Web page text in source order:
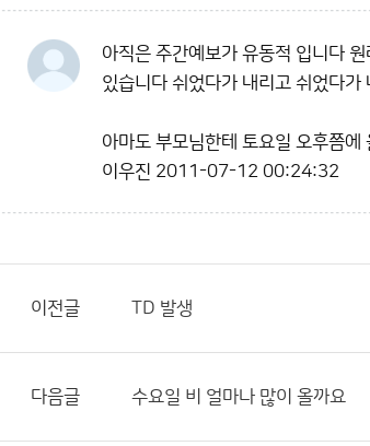
아직은 주간예보가 유동적 입니다
있습니다 쉬었다가 내리고 쉬었다가
아마도 부모님한테 토요일 오후쯤에
이우진 2011-07-12 00:24:32
이전글 TD 발생
다음글 수요일 비 얼마나 많이 올까요